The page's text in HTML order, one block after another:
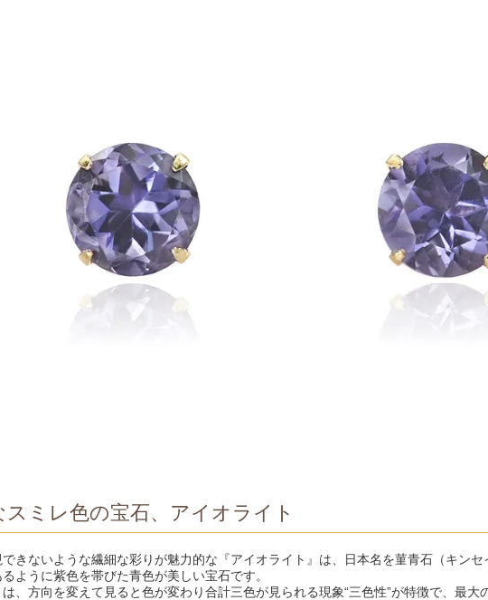
スミレ色の宝石、アイオライト
きないような繊細な彩りが魅力的な『アイオライト』は、日本名を菫青石（キンセ
ように紫色を帯びた青色が美しい宝石です。
、方向を変えて見ると色が変わり合計三色が見られる現象“三色性”が特徴で、最大